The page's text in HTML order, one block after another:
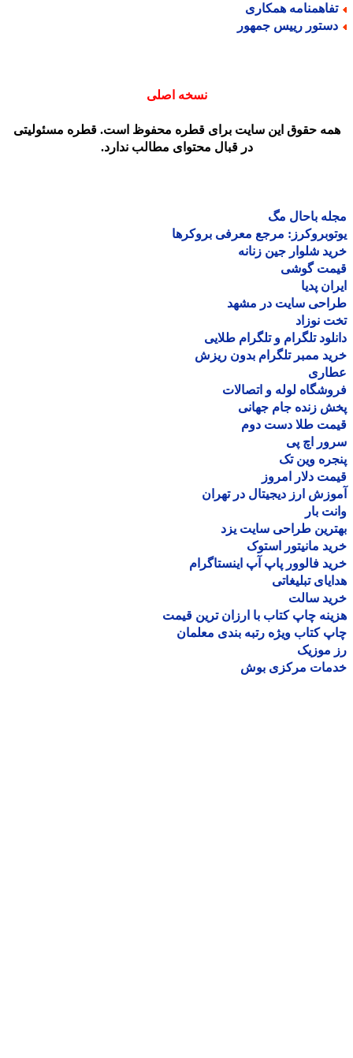
همکاری
رییس جمهور
نسخه اصلی
حقوق این سایت برای قطره محفوظ است. قطره مسئولیتی
در قبال محتوای مطالب ندارد.
باحال مگ
مرجع معرفی بروکرها
شلوار جین زنانه
گوشی
پدیا
سایت در مشهد
نوزاد
تلگرام و تلگرام طلایی
ممبر تلگرام بدون ریزش
لوله و اتصالات
زنده جام جهانی
طلا دست دوم
اچ پی
وین تک
دلار امروز
ارز دیجیتال در تهران
بار
طراحی سایت یزد
مانیتور استوک
فالوور پاپ آپ اینستاگرام
تبلیغاتی
سالت
چاپ کتاب با ارزان ترین قیمت
کتاب ویژه رتبه بندی معلمان
موزیک
مرکزی بوش